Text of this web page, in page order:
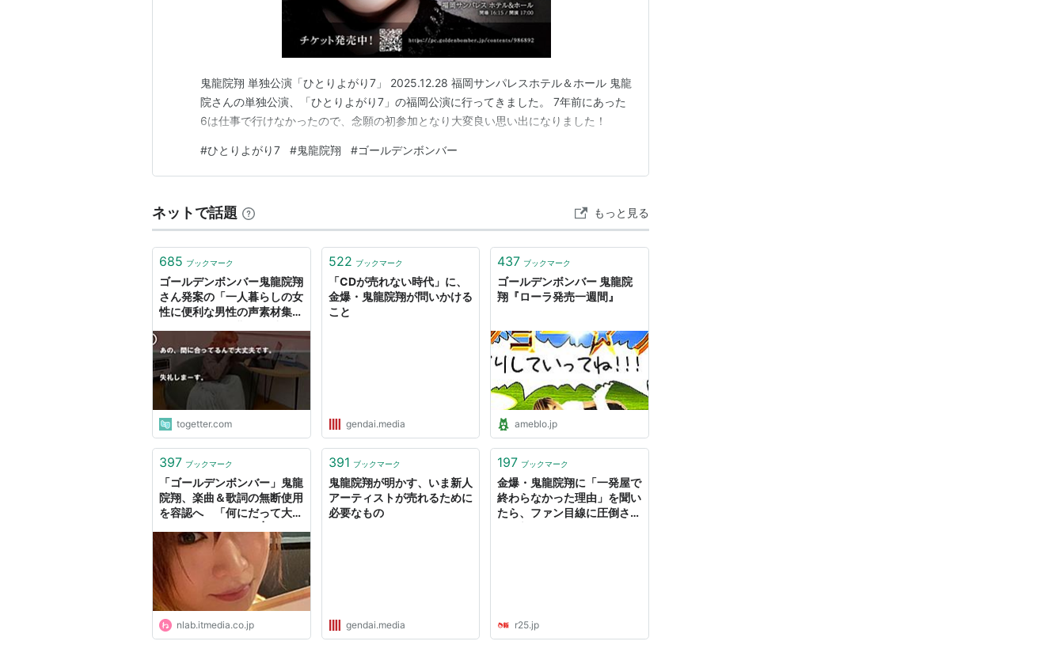
鬼龍院翔 単独公演「ひとりよがり7」 2025.12.28 福岡サンパレスホテル＆ホール 鬼龍
院さんの単独公演、「ひとりよがり7」の福岡公演に行ってきました。 7年前にあった
6は仕事で行けなかったので、念願の初参加となり大変良い思い出になりました！
#ひとりよがり7 #鬼龍院翔 #ゴールデンボンバー
ネットで話題 もっと見る
685 ブックマーク
ゴールデンボンバー鬼龍院翔
さん発案の「一人暮らしの女
性に便利な男性の声素材集」
togetter.com
522 ブックマーク
「CDが売れない時代」に、
金爆・鬼龍院翔が問いかける
こと
gendai.media
437 ブックマーク
ゴールデンボンバー 鬼龍院
翔『ローラ発売一週間』
ameblo.jp
397 ブックマーク
「ゴールデンボンバー」鬼龍
院翔、楽曲＆歌詞の無断使用
を容認へ 「何にだって大い
nlab.itmedia.co.jp
391 ブックマーク
鬼龍院翔が明かす、いま新人
アーティストが売れるために
必要なもの
gendai.media
197 ブックマーク
金爆・鬼龍院翔に「一発屋で
終わらなかった理由」を聞い
たら、ファン目線に圧倒され
r25.jp